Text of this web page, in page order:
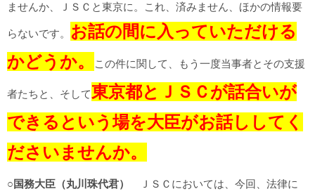
ませんか、ＪＳＣと東京に。これ、済みません、ほかの情報要
らないです。
お話の間に入っていただける
かどうか。
この件に関して、もう一度当事者とその支援
者たちと、そして東京都とＪＳＣが話合いが
できるという場を大臣がお話ししてく
ださいませんか。
○国務大臣（丸川珠代君）
ＪＳＣにおいては、今回、法律に